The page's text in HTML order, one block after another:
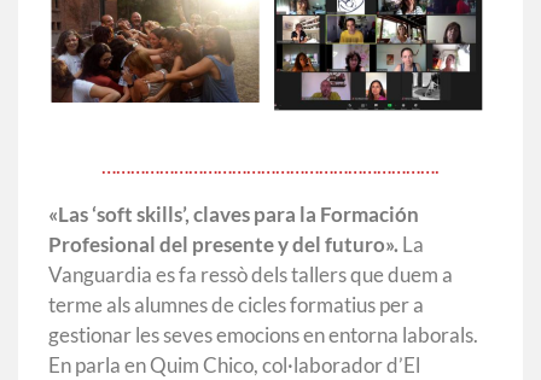
…………………………………………………………….
«Las ‘soft skills’, claves para la Formación
Profesional del presente y del futuro». La
Vanguardia es fa ressò dels tallers que duem a
terme als alumnes de cicles formatius per a
gestionar les seves emocions en entorna laborals.
En parla en Quim Chico, col·laborador d’El